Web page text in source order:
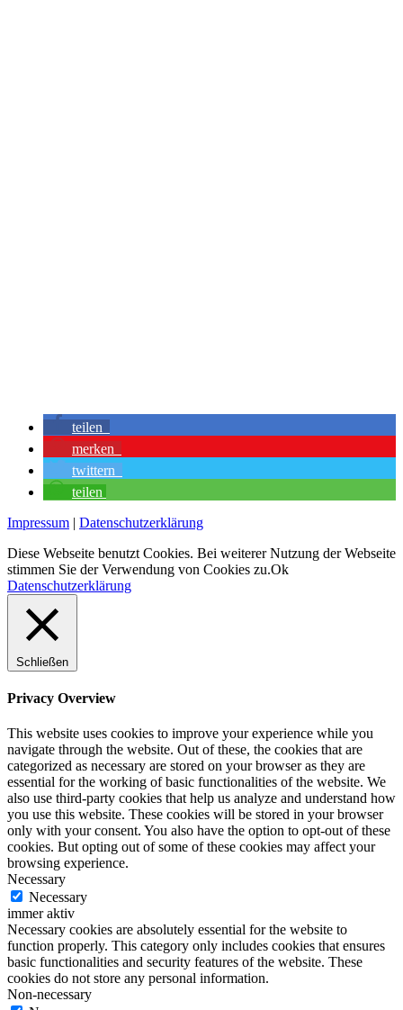
teilen
merken
twittern
teilen
Impressum | Datenschutzerklärung
Diese Webseite benutzt Cookies. Bei weiterer Nutzung der Webseite
stimmen Sie der Verwendung von Cookies zu.Ok
Datenschutzerklärung
Schließen
Privacy Overview
This website uses cookies to improve your experience while you
navigate through the website. Out of these, the cookies that are
categorized as necessary are stored on your browser as they are
essential for the working of basic functionalities of the website. We
also use third-party cookies that help us analyze and understand how
you use this website. These cookies will be stored in your browser
only with your consent. You also have the option to opt-out of these
cookies. But opting out of some of these cookies may affect your
browsing experience.
Necessary
Necessary
immer aktiv
Necessary cookies are absolutely essential for the website to
function properly. This category only includes cookies that ensures
basic functionalities and security features of the website. These
cookies do not store any personal information.
Non-necessary